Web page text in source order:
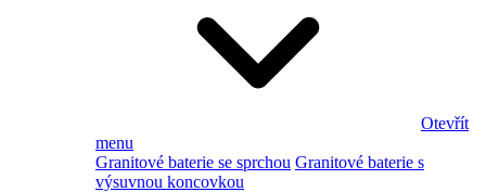
Otevřít
menu
Granitové baterie se sprchou Granitové baterie s
výsuvnou koncovkou